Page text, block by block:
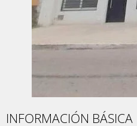
INFORMACIÓN BÁSICA